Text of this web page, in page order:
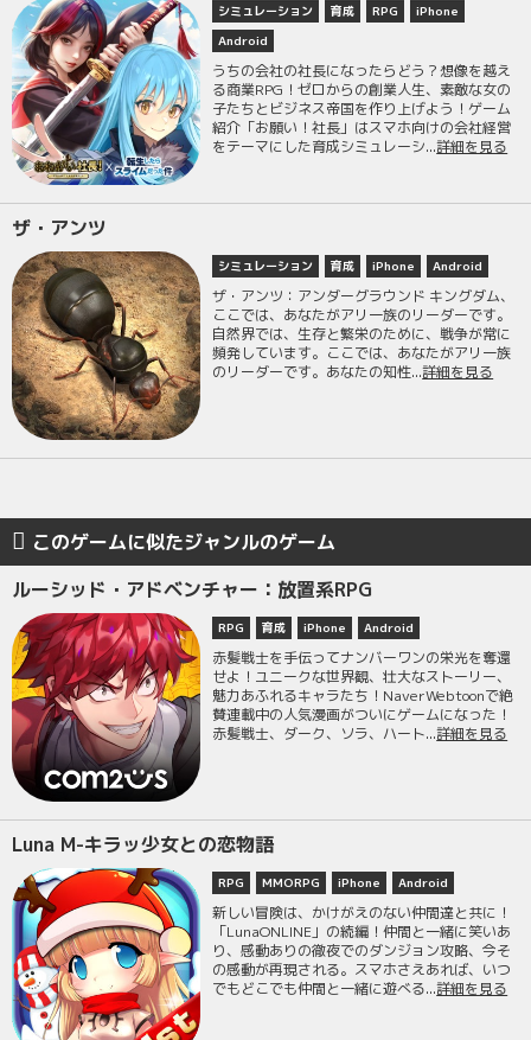
シミュレーション 育成 RPG
iPhone
Android
うちの会社の社長になったらどう？想像を越え
る商業RPG！ゼロからの創業人生、素敵な女の
子たちとビジネス帝国を作り上げよう！ゲーム
紹介「お願い！社長」はスマホ向けの会社経営
をテーマにした育成シミュレーシ...詳細を見る
ザ・アンツ
シミュレーション 育成 iPhone Android
ザ・アンツ：アンダーグラウンド キングダム、
ここでは、あなたがアリ一族のリーダーです。
自然界では、生存と繁栄のために、戦争が常に
頻発しています。ここでは、あなたがアリ一族
のリーダーです。あなたの知性...詳細を見る
このゲームに似たジャンルのゲーム
ルーシッド・アドベンチャー：放置系RPG
RPG 育成 iPhone Android
赤髪戦士を手伝ってナンバーワンの栄光を奪還
せよ！ユニークな世界観、壮大なストーリー、
魅力あふれるキャラたち！NaverWebtoonで絶
賛連載中の人気漫画がついにゲームになった！
赤髪戦士、ダーク、ソラ、ハート...詳細を見る
Luna M-キラッ少女との恋物語
RPG MMORPG iPhone Android
新しい冒険は、かけがえのない仲間達と共に！
「LunaONLINE」の続編！仲間と一緒に笑いあ
り、感動ありの徹夜でのダンジョン攻略、今そ
の感動が再現される。スマホさえあれば、いつ
でもどこでも仲間と一緒に遊べる...詳細を見る